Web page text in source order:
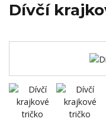
Dívčí